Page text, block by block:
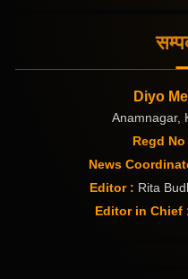
Diyo
Anamnagar,
Regd
News
Editor : Rita
Editor in Chief